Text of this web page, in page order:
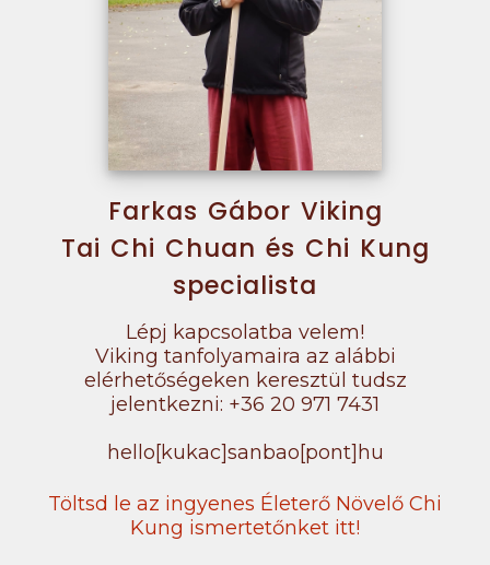
Farkas Gábor Viking
Tai Chi Chuan és Chi Kung
specialista
Lépj kapcsolatba velem!
Viking tanfolyamaira az alábbi
elérhetőségeken keresztül tudsz
jelentkezni: +36 20 971 7431
hello[kukac]sanbao[pont]hu
Töltsd le az ingyenes Életerő Növelő Chi
Kung ismertetőnket itt!